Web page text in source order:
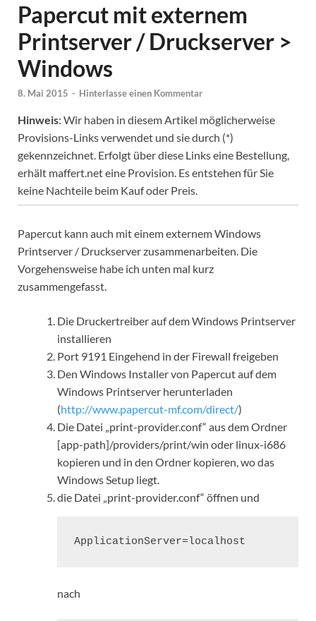
Papercut mit externem
Printserver / Druckserver >
Windows
8. Mai 2015 - Hinterlasse einen Kommentar
Hinweis: Wir haben in diesem Artikel möglicherweise
Provisions-Links verwendet und sie durch (*)
gekennzeichnet. Erfolgt über diese Links eine Bestellung,
erhält maffert.net eine Provision. Es entstehen für Sie
keine Nachteile beim Kauf oder Preis.
Papercut kann auch mit einem externem Windows
Printserver / Druckserver zusammenarbeiten. Die
Vorgehensweise habe ich unten mal kurz
zusammengefasst.
Die Druckertreiber auf dem Windows Printserver
installieren
Port 9191 Eingehend in der Firewall freigeben
Den Windows Installer von Papercut auf dem
Windows Printserver herunterladen
(http://www.papercut-mf.com/direct/)
Die Datei „print-provider.conf“ aus dem Ordner
[app-path]/providers/print/win oder linux-i686
kopieren und in den Ordner kopieren, wo das
Windows Setup liegt.
die Datei „print-provider.conf“ öffnen und
ApplicationServer=localhost
nach